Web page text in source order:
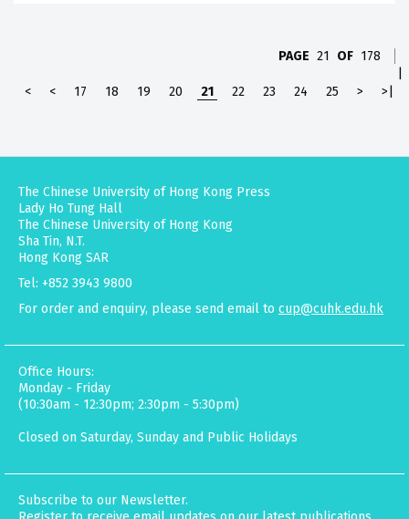
PAGE 21 OF 178
<
< 17 18 19 20 21 22 23 24 25 > >|
The Chinese University of Hong Kong Press
Lady Ho Tung Hall
The Chinese University of Hong Kong
Sha Tin, N.T.
Hong Kong SAR
Tel: +852 3943 9800
For order and enquiry, please send email to cup@cuhk.edu.hk
Office Hours:
Monday - Friday
(10:30am - 12:30pm; 2:30pm - 5:30pm)
Closed on Saturday, Sunday and Public Holidays
Subscribe to our Newsletter.